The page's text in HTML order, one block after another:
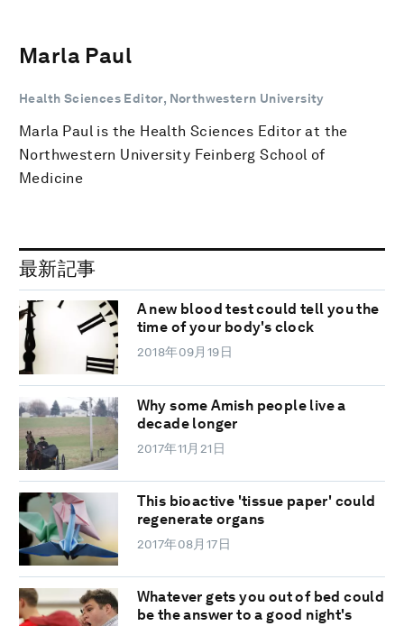
Marla Paul
Health Sciences Editor, Northwestern University
Marla Paul is the Health Sciences Editor at the
Northwestern University Feinberg School of
Medicine
最新記事
A new blood test could tell you the
time of your body's clock
2018年09月19日
Why some Amish people live a
decade longer
2017年11月21日
This bioactive 'tissue paper' could
regenerate organs
2017年08月17日
Whatever gets you out of bed could
be the answer to a good night's